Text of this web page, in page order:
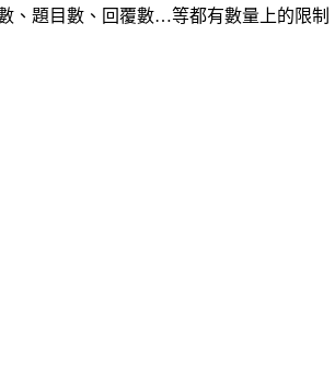
、題目數、回覆數…等都有數量上的限